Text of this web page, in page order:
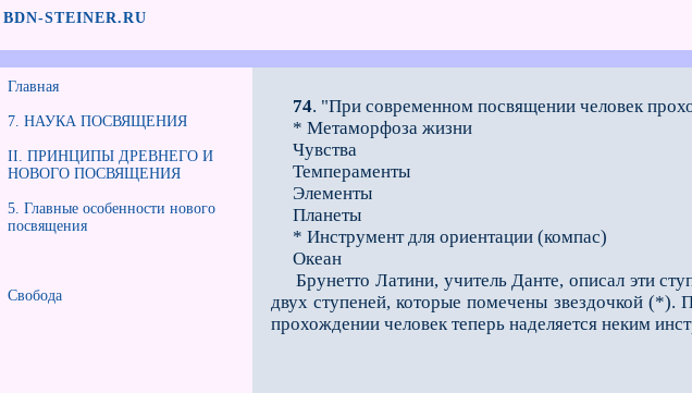
BDN-STEINER.RU
Главная
7. НАУКА ПОСВЯЩЕНИЯ
II. ПРИНЦИПЫ ДРЕВНЕГО И
НОВОГО ПОСВЯЩЕНИЯ
5. Главные особенности нового
посвящения
Свобода
74. "При современном посвящении человек
* Метаморфоза жизни
Чувства
Темпераменты
Элементы
Планеты
* Инструмент для ориентации (компас)
Океан
Брунетто Латини, учитель Данте, описал эти
двух ступеней, которые помечены звездочкой
прохождении человек теперь на­деляется неким